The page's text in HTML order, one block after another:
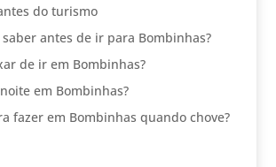
do turismo
antes de ir para Bombinhas?
de ir em Bombinhas?
em Bombinhas?
fazer em Bombinhas quando chove?